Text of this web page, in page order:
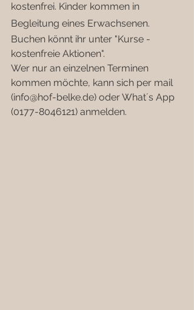
kostenfrei. Kinder kommen in
Begleitung eines Erwachsenen.
Buchen könnt ihr unter "Kurse -
kostenfreie Aktionen".
Wer nur an einzelnen Terminen
kommen möchte, kann sich per mail
(info@hof-belke.de) oder What´s App
(0177-8046121) anmelden.